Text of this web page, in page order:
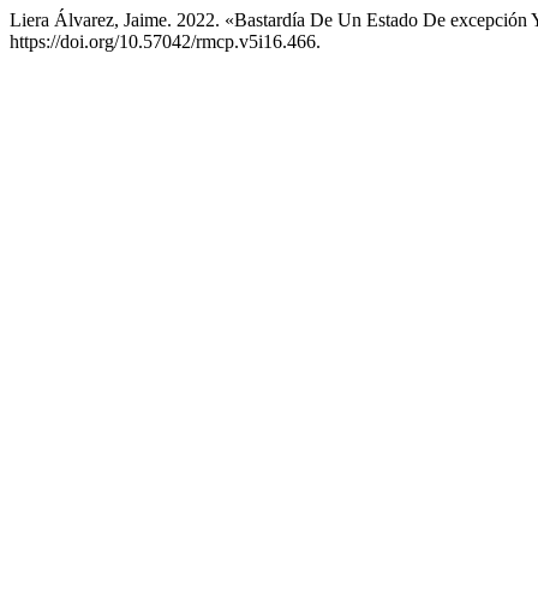
Liera Álvarez, Jaime. 2022. «Bastardía De Un Estado De excepción
https://doi.org/10.57042/rmcp.v5i16.466.